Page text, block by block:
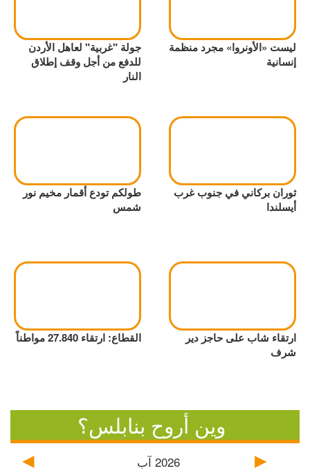
ليست «الأونروا» مجرد منظمة
إنسانية
جولة "غربية" لعاهل الأردن
للدفع من أجل وقف إطلاق
النار
ثوران بركاني في جنوب غرب
أيسلندا
طولكم تودع أقمار مخيم نور
شمس
ارتقاء شاب على حاجز دير
شرف
القطاع: ارتقاء 27.840 مواطناً
وين أروح بنابلس؟
2026 آب